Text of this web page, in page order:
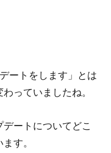
ートをします」とは
っていましたね。
ートについてどこ
す。